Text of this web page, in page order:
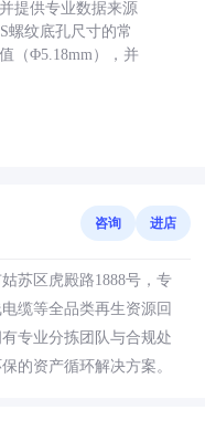
提供专业数据来源
螺纹底孔尺寸的常
（Φ5.18mm），并
咨询 进店
苏区虎殿路1888号，专
缆等全品类再生资源回
专业分拣团队与合规处
的资产循环解决方案。